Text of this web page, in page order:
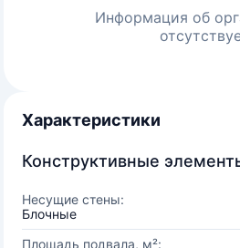
Информация об
Характеристики
Конструктивные
Несущие стены:
Блочные
Площадь подвала, м²: